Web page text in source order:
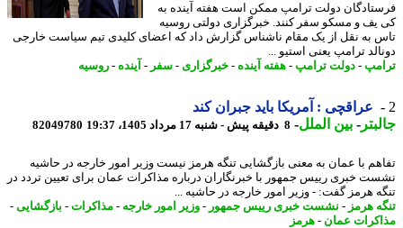
دولت ترامپ ممکن است هفته آینده به
و مسکو سفر کنند. خبرگزاری دولتی روسیه
به نقل از یک مقام ناشناس گزارش داد که اعضای کلیدی تیم سیاست خارجی
ترامپ یعنی استیو ...
-دولت ترامپ -هفته آینده -خبرگزاری - سفر-آینده -روسیه
عراقچی : آمریکا باید جبران کند
-بین الملل-8 دقیقه پیش - شنبه 17 مرداد 1405، 19:37 82049780
با عمان به معنی بازگشایی تنگه هرمز نیست وزیر امور خارجه در حاشیه
خبری رییس جمهور با خبرنگاران درباره مذاکرات عمان برای تعیین تردد در
هرمز گفت: - وزیر امور خارجه در حاشیه ...
هرمز- نشست خبری رییس جمهور-وزیر امور خارجه-مذاکرات- بازگشایی-
عمان-هرمز